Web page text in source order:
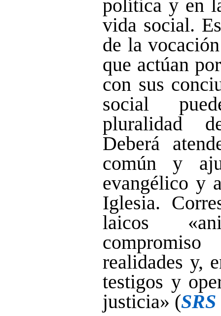
política y en
vida social.
de la
que actúan
con sus
social
pluralidad
Deberá
común y
evangélico y
Iglesia.
laicos
realidades y,
testigos y
justicia» (SRS